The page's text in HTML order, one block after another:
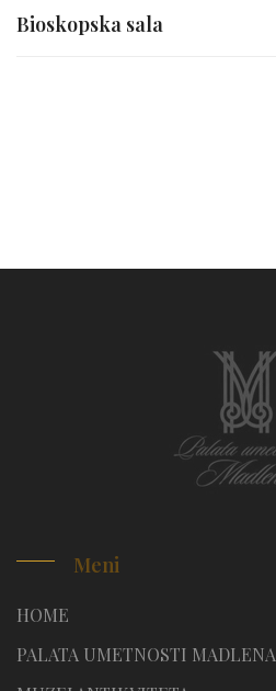
Bioskopska sala
Meni
HOME
PALATA UMETNOSTI MADLENA